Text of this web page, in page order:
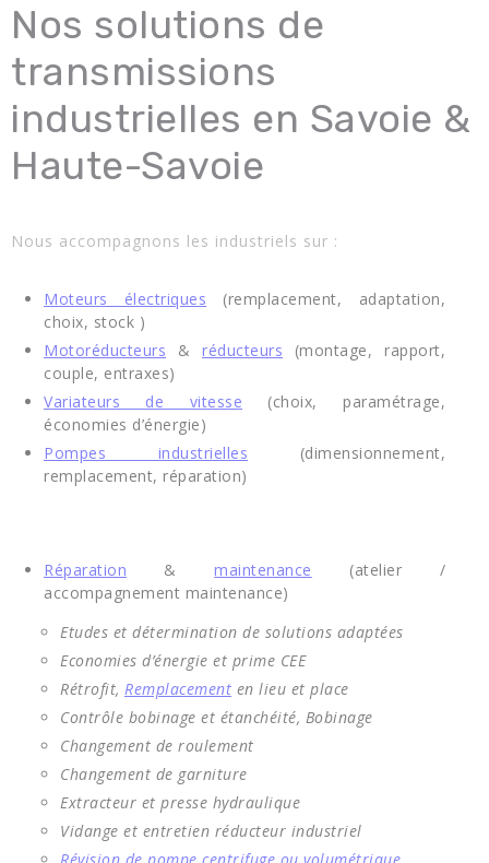
Nos solutions de
transmissions
industrielles en Savoie &
Haute-Savoie
Nous accompagnons les industriels sur :
Moteurs électriques (remplacement, adaptation,
choix, stock )
Motoréducteurs & réducteurs (montage, rapport,
couple, entraxes)
Variateurs de vitesse (choix, paramétrage,
économies d’énergie)
Pompes industrielles (dimensionnement,
remplacement, réparation)
Réparation & maintenance (atelier /
accompagnement maintenance)
Etudes et détermination de solutions adaptées
Economies d’énergie et prime CEE
Rétrofit, Remplacement en lieu et place
Contrôle bobinage et étanchéité, Bobinage
Changement de roulement
Changement de garniture
Extracteur et presse hydraulique
Vidange et entretien réducteur industriel